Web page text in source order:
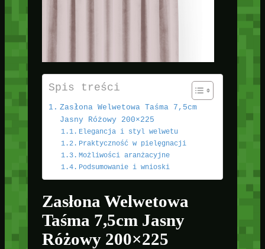
Spis treści
Zasłona Welwetowa Taśma 7,5cm
Jasny Różowy 200×225
Elegancja i styl welwetu
Praktyczność w pielęgnacji
Możliwości aranżacyjne
Podsumowanie i wnioski
Zasłona Welwetowa
Taśma 7,5cm Jasny
Różowy 200×225